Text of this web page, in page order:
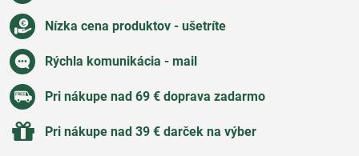
Nízka cena produktov - ušetríte
Rýchla komunikácia - mail
Pri nákupe nad 69 € doprava zadarmo
Pri nákupe nad 39 € darček na výber